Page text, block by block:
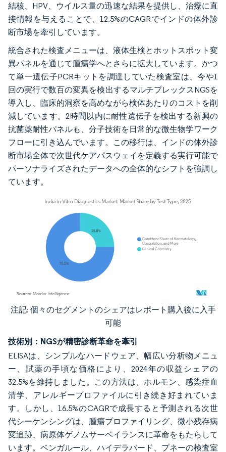
結核、HPV、ウイルス量の迅速な結果を提供し、治療に直
接情報を与えることで、12.5%のCAGRでインドの体外診
断市場を牽引しています。
統合された検査メニューは、液体生検とホットスポット変
異パネルを通じて腫瘍学へとさらに拡大しています。かつ
て単一遺伝子PCRキットを調達していた検査室は、今や1
回の実行で数百の変異を検出するマルチプレックスNGSを
導入し、臨床的洞察を高めながら検体あたりのコストを削
減しています。2時間以内に耐性遺伝子を検出する新興の
抗菌薬耐性パネルも、分子技術を日常的な微生物学ワーク
フローに引き込んでいます。この移行は、インドの体外診
断市場全体で次世代ケアパスウェイを定義する実行可能で
パーソナライズされたデータへの全体的なシフトを強調し
ています。
画像 © Mordor Intelligence。再利用にはCC BY 4.0の表示が必要です。
注記: 個々のセグメントのシェアはレポート購入後に入手
可能
技術別：NGSが精密診断革命を牽引
ELISAは、シンプルなハードウェア、幅広い分析物メニュ
ー、試薬の手頃な価格により、2024年の収益シェアの
32.5%を維持しました。この方法は、ホルモン、感染症血
清学、アレルギープロファイルに引き続き好まれていま
す。しかし、16.5%のCAGRで成長すると予測される次世
代シーケンシングは、腫瘍プロファイリング、微小残存病
変追跡、病原体ゲノムサーベイランスに革命をもたらして
います。ベンガルール、ハイデラバード、プネーの検査室